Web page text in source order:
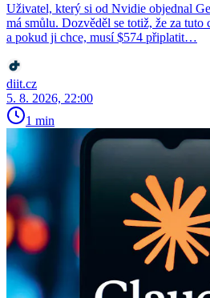
Uživatel, který si od Nvidie objednal
má smůlu. Dozvěděl se totiž, že za tuto
a pokud ji chce, musí $574 připlatit…
diit.cz
5. 8. 2026, 22:00
1 min